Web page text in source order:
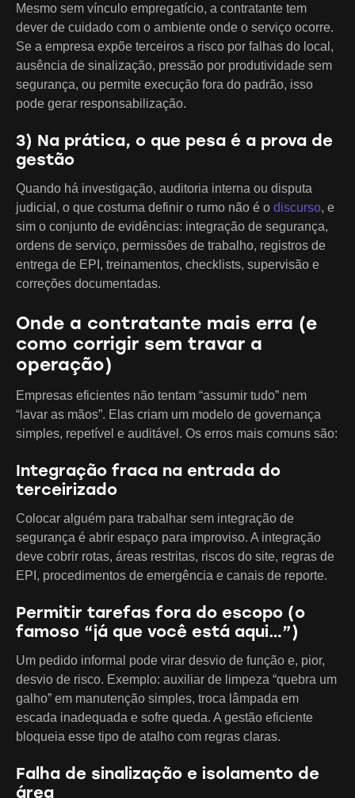
Mesmo sem vínculo empregatício, a contratante tem
dever de cuidado com o ambiente onde o serviço ocorre.
Se a empresa expõe terceiros a risco por falhas do local,
ausência de sinalização, pressão por produtividade sem
segurança, ou permite execução fora do padrão, isso
pode gerar responsabilização.
3) Na prática, o que pesa é a prova de
gestão
Quando há investigação, auditoria interna ou disputa
judicial, o que costuma definir o rumo não é o discurso, e
sim o conjunto de evidências: integração de segurança,
ordens de serviço, permissões de trabalho, registros de
entrega de EPI, treinamentos, checklists, supervisão e
correções documentadas.
Onde a contratante mais erra (e
como corrigir sem travar a
operação)
Empresas eficientes não tentam “assumir tudo” nem
“lavar as mãos”. Elas criam um modelo de governança
simples, repetível e auditável. Os erros mais comuns são:
Integração fraca na entrada do
terceirizado
Colocar alguém para trabalhar sem integração de
segurança é abrir espaço para improviso. A integração
deve cobrir rotas, áreas restritas, riscos do site, regras de
EPI, procedimentos de emergência e canais de reporte.
Permitir tarefas fora do escopo (o
famoso “já que você está aqui…”)
Um pedido informal pode virar desvio de função e, pior,
desvio de risco. Exemplo: auxiliar de limpeza “quebra um
galho” em manutenção simples, troca lâmpada em
escada inadequada e sofre queda. A gestão eficiente
bloqueia esse tipo de atalho com regras claras.
Falha de sinalização e isolamento de
área